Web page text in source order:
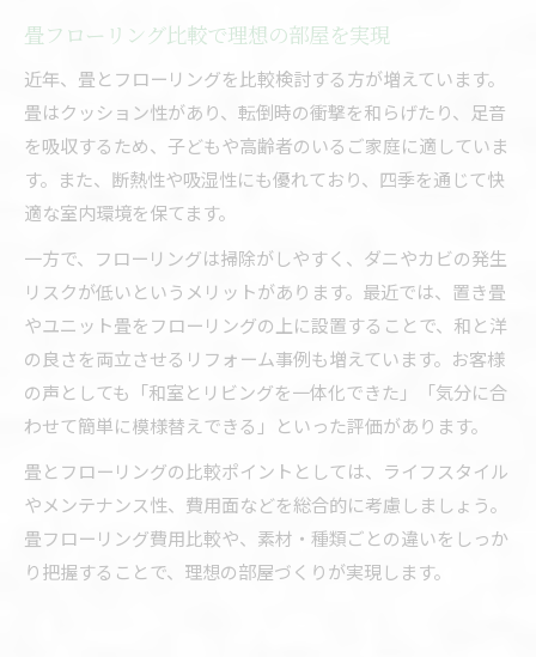
畳フローリング比較で理想の部屋を実現
近年、畳とフローリングを比較検討する方が増えています。
畳はクッション性があり、転倒時の衝撃を和らげたり、足音
を吸収するため、子どもや高齢者のいるご家庭に適していま
す。また、断熱性や吸湿性にも優れており、四季を通じて快
適な室内環境を保てます。
一方で、フローリングは掃除がしやすく、ダニやカビの発生
リスクが低いというメリットがあります。最近では、置き畳
やユニット畳をフローリングの上に設置することで、和と洋
の良さを両立させるリフォーム事例も増えています。お客様
の声としても「和室とリビングを一体化できた」「気分に合
わせて簡単に模様替えできる」といった評価があります。
畳とフローリングの比較ポイントとしては、ライフスタイル
やメンテナンス性、費用面などを総合的に考慮しましょう。
畳フローリング費用比較や、素材・種類ごとの違いをしっか
り把握することで、理想の部屋づくりが実現します。